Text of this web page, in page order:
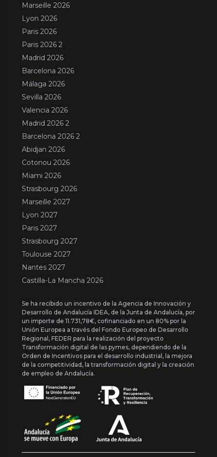
Marseille 2026
Lyon 2026
Paris 2026
Paris 2026 2
Madrid 2026
Barcelona 2026
Málaga 2026
Sevilla 2026
Valencia 2026
Madrid 2026 2
Barcelona 2026 2
Abidjan 2026
Cotonou 2026
Miami 2026
Strasbourg 2026
Marseille 2027
Lyon 2027
Paris 2027
Strasbourg 2027
Toulouse 2027
Nantes 2027
Castilla-La Mancha 2026
Se ha recibido un incentivo de la Agencia de Innovación y
Desarrollo de Andalucía IDEA, de la Junta de Andalucía, por
un importe de 11.731,78€, cofinanciado en un 80% por la
Unión Europea a través del Fondo Europeo de Desarrollo
Regional, FEDER para la realización del proyecto
Transformación digital de las pymes, dependiendo de la
Orden de Incentivos para el desarrollo industrial, la mejora
de la competitividad, la transformación digital y la creación
de empleo de Andalucía.